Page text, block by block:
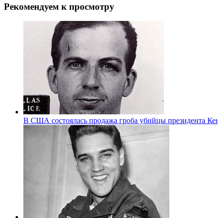
Рекомендуем к просмотру
В США состоялась продажа гроба убийцы президента